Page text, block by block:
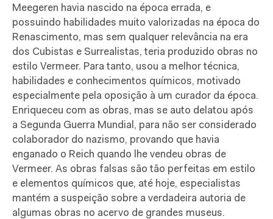
Meegeren havia nascido na época errada, e
possuindo habilidades muito valorizadas na época do
Renascimento, mas sem qualquer relevância na era
dos Cubistas e Surrealistas, teria produzido obras no
estilo Vermeer. Para tanto, usou a melhor técnica,
habilidades e conhecimentos químicos, motivado
especialmente pela oposição à um curador da época.
Enriqueceu com as obras, mas se auto delatou após
a Segunda Guerra Mundial, para não ser considerado
colaborador do nazismo, provando que havia
enganado o Reich quando lhe vendeu obras de
Vermeer. As obras falsas são tão perfeitas em estilo
e elementos químicos que, até hoje, especialistas
mantém a suspeição sobre a verdadeira autoria de
algumas obras no acervo de grandes museus.